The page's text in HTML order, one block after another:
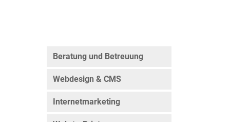
Beratung und Betreuung
Webdesign & CMS
Internetmarketing